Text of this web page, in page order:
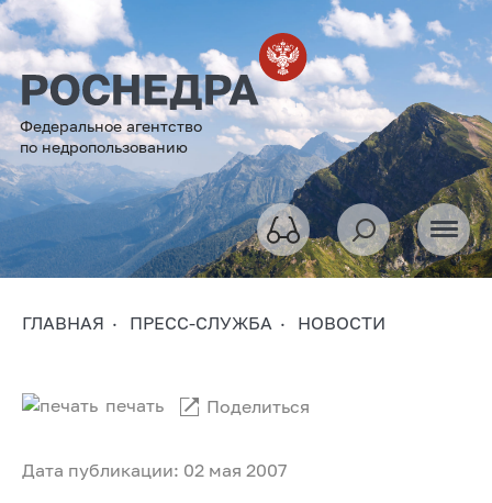
Федеральное агентство
по недропользованию
ГЛАВНАЯ ПРЕСС-СЛУЖБА НОВОСТИ
Дата публикации: 02 мая 2007
печать Поделиться